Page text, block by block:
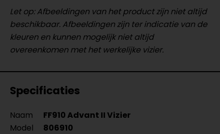
Let op: Afbeeldingen van het product zijn niet altijd
beschikbaar. Afbeeldingen zijn ter indicatie van de
kleuren en kunnen mogelijk niet altijd
overeenkomen met het werkelijke vizier.
Specificaties
Naam
FF910 Advant II Vizier
Model
806910